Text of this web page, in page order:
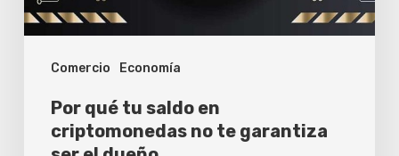
Comercio Economía
te
garantiza
dueño
Por qué tu saldo en
criptomonedas no te garantiza